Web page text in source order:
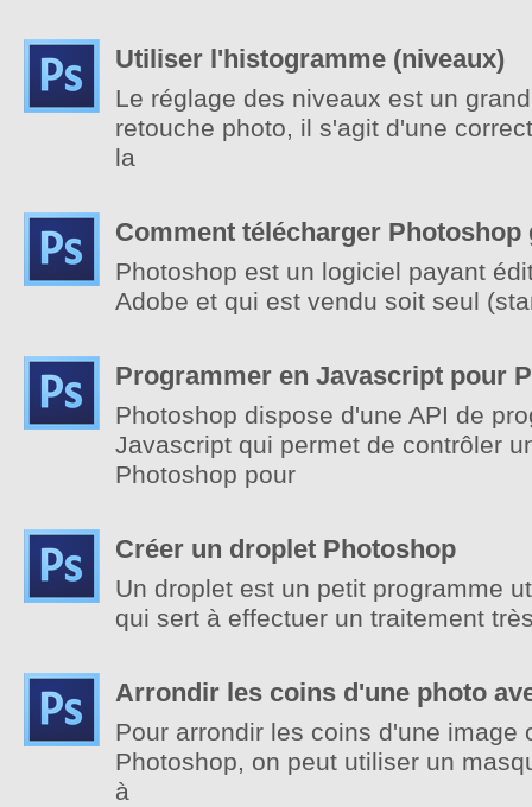
Utiliser l'histogramme (niveaux)
Le réglage des niveaux est un
retouche photo, il s'agit d'une
la
Comment télécharger Photoshop
Photoshop est un logiciel payant
Adobe et qui est vendu soit seul
Programmer en Javascript pour
Photoshop dispose d'une API de
Javascript qui permet de contrôler
Photoshop pour
Créer un droplet Photoshop
Un droplet est un petit programme
qui sert à effectuer un traitement
Arrondir les coins d'une photo
Pour arrondir les coins d'une image
Photoshop, on peut utiliser un
à